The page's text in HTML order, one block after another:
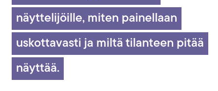
näyttelijöille, miten painellaan
uskottavasti ja miltä tilanteen pitää
näyttää.